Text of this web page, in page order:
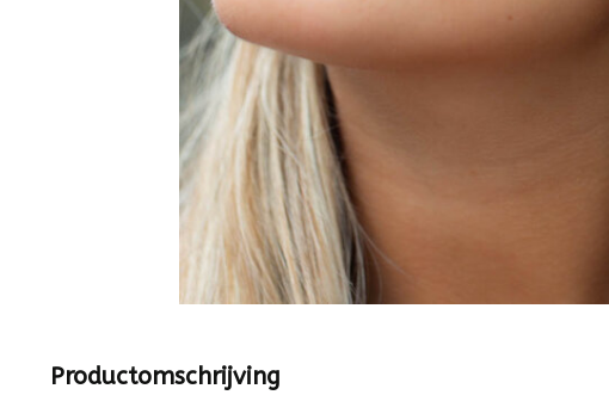
Productomschrijving